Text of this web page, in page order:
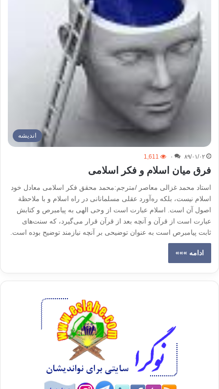
اندیشه
۸۹/۰۱/۰۲ ۰ 1,611
فرق میان اسلام و فکر اسلامی
استاد محمد غزالی معاصر /مترجم:محمد محقق فکر اسلامی معادل خود
اسلام نیست، بلکه ره‌آورد عقلی مسلمانانی در راه اسلام و با ملاحظة
اصول آن است. اسلام عبارت است از وحی الهی به پیامبرص و کتابش
عبارت است از قرآن و آنچه بعد از قرآن قرار می‌گیرد، که سنت‌های
ثابت پیامبرص است به عنوان توضیحی بر آنچه نیازمند توضیح بوده است.
ادامه »»»